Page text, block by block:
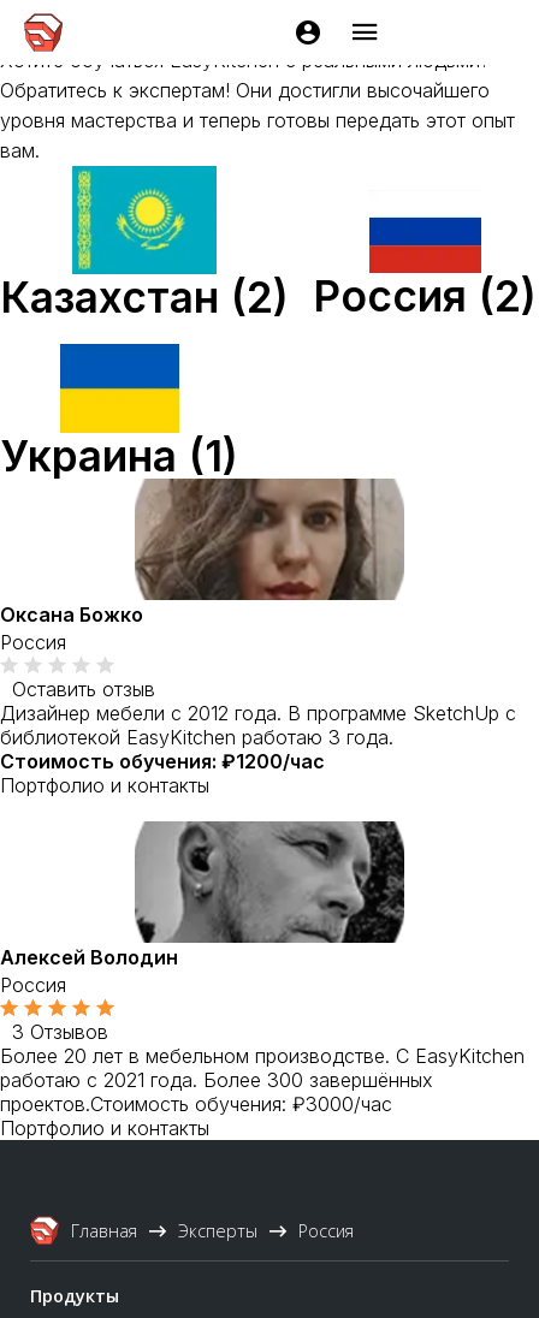
Россия
Хотите обучаться EasyKitchen с реальными людьми?
Обратитесь к экспертам! Они достигли высочайшего
уровня мастерства и теперь готовы передать этот опыт
вам.
Казахстан (2) Россия (2)
Украина (1)
Оксана Божко
Россия
Оставить отзыв
Дизайнер мебели с 2012 года. В программе SketchUp с
библиотекой EasyKitchen работаю 3 года.
Стоимость обучения: ₽1200/час
Портфолио и контакты
Алексей Володин
Россия
3 Отзывов
Более 20 лет в мебельном производстве. С EasyKitchen
работаю с 2021 года. Более 300 завершённых
проектов.Стоимость обучения: ₽3000/час
Портфолио и контакты
Главная Эксперты Россия
Продукты